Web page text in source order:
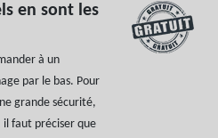
en sont les
à un
par le bas. Pour
grande sécurité,
il faut préciser que